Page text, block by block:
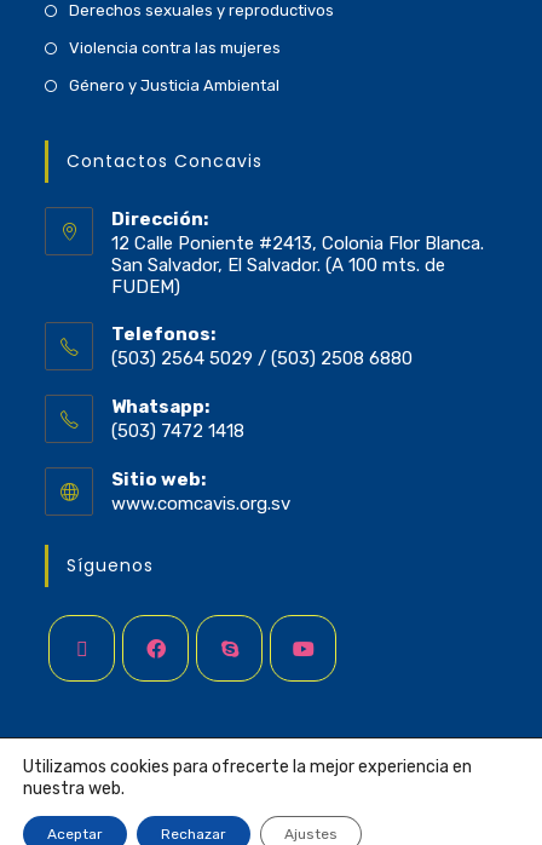
Derechos sexuales y reproductivos
Violencia contra las mujeres
Género y Justicia Ambiental
Contactos Concavis
Dirección:
12 Calle Poniente #2413, Colonia Flor Blanca.
San Salvador, El Salvador. (A 100 mts. de
FUDEM)
Telefonos:
(503) 2564 5029 / (503) 2508 6880
Whatsapp:
(503) 7472 1418
Sitio web:
www.comcavis.org.sv
Síguenos
OBSERVATORIO DE DERECHOS HUMANOS DE LAS
PERSONAS LGBTI - ORMUSA - COMCAVIS TRANS ©
Utilizamos cookies para ofrecerte la mejor experiencia en
nuestra web.
Aceptar Rechazar Ajustes